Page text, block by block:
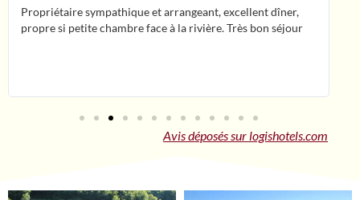
Propriétaire sympathique et arrangeant, excellent dîner,
propre si petite chambre face à la rivière. Très bon séjour
Avis déposés sur logishotels.com